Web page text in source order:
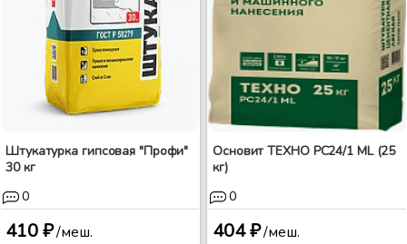
Штукатурка гипсовая "Профи"
30 кг
0
410 ₽/меш.
Основит ТЕХНО PC24/1 ML (25
кг)
0
404 ₽/меш.